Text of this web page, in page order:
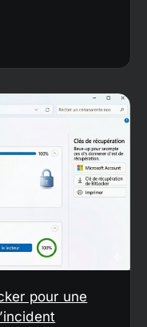
pour une